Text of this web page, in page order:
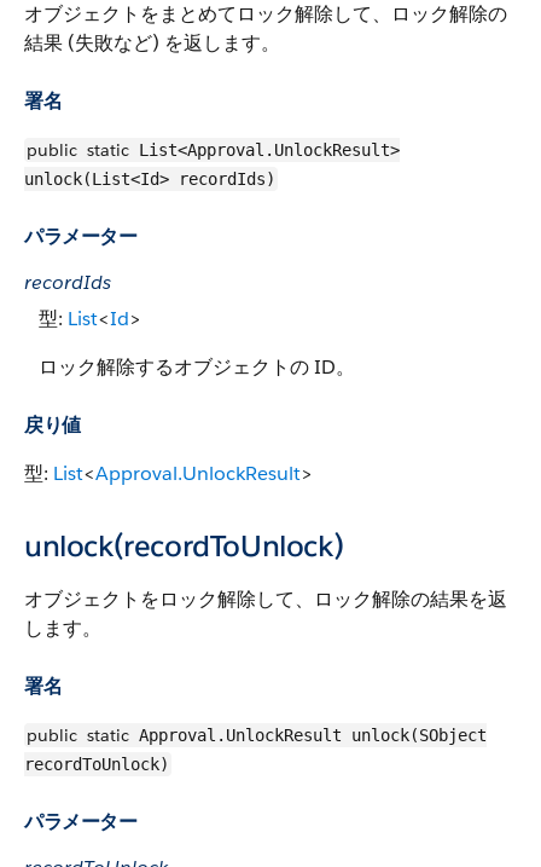
オブジェクトをまとめてロック解除して、ロック解除の
結果 (失敗など) を返します。
署名
public static List<Approval.UnlockResult>
unlock(List<Id> recordIds)
パラメーター
recordIds
型: List<Id>
ロック解除するオブジェクトの ID。
戻り値
型: List<Approval.UnlockResult>
unlock(recordToUnlock)
オブジェクトをロック解除して、ロック解除の結果を返
します。
署名
public static Approval.UnlockResult unlock(SObject
recordToUnlock)
パラメーター